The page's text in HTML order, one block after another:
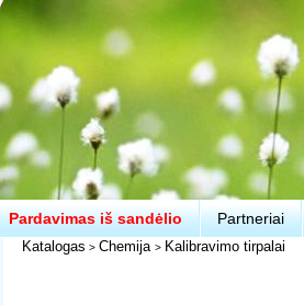
Pardavimas iš sandėlio Partneriai
Katalogas > Chemija > Kalibravimo tirpalai